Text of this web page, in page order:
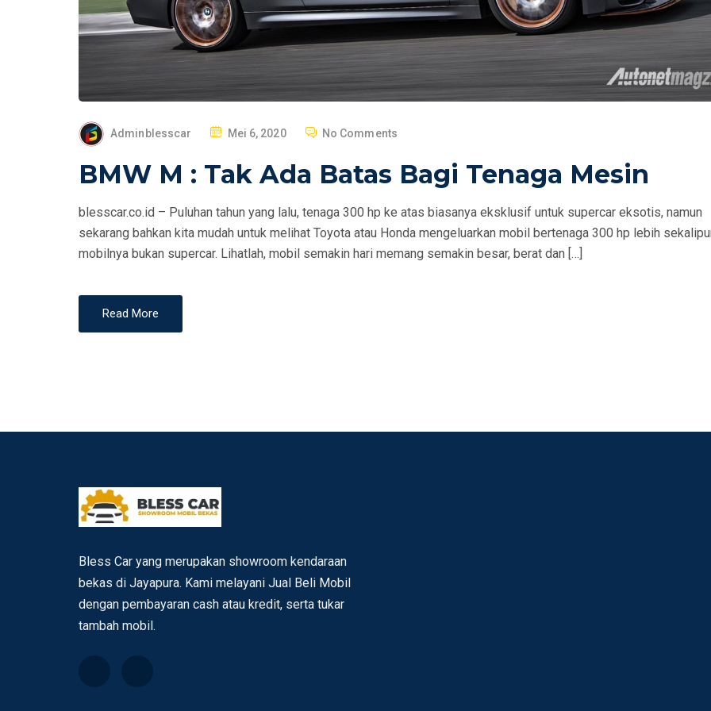
Adminblesscar
P
S
E
D
O
Mei 6, 2020 No Comments
BMW M : Tak Ada Batas Bagi Tenaga Mesin
blesscar.co.id – Puluhan tahun yang lalu, tenaga 300 hp ke atas biasanya eksklusif untuk supercar eksotis, namun
sekarang bahkan kita mudah untuk melihat Toyota atau Honda mengeluarkan mobil bertenaga 300 hp lebih
mobilnya bukan supercar. Lihatlah, mobil semakin hari memang semakin besar, berat dan […]
Read More
Bless Car yang merupakan showroom kendaraan
bekas di Jayapura. Kami melayani Jual Beli Mobil
dengan pembayaran cash atau kredit, serta tukar
tambah mobil.